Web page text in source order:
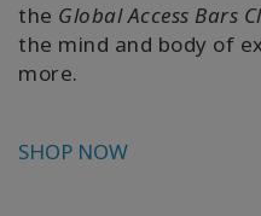
the Global Access Bars
the mind and body of
more.
SHOP NOW